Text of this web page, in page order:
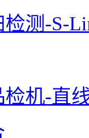
测-S-
机-直